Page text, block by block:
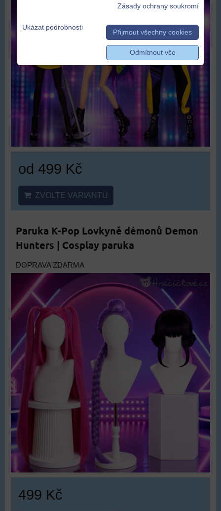
od 499 Kč
ZVOLTE VARIANTU
Paruka K-Pop Lovkyně démonů Demon
Hunters | Cosplay paruka
DOPRAVA ZDARMA
499 Kč
Zásady ochrany soukromí
Ukázat podrobnosti
Přijmout všechny cookies
Odmítnout vše